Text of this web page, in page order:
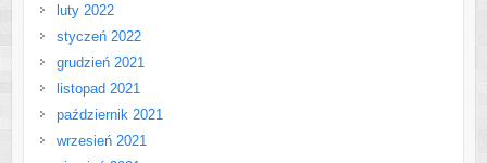
luty 2022
styczeń 2022
grudzień 2021
listopad 2021
październik 2021
wrzesień 2021